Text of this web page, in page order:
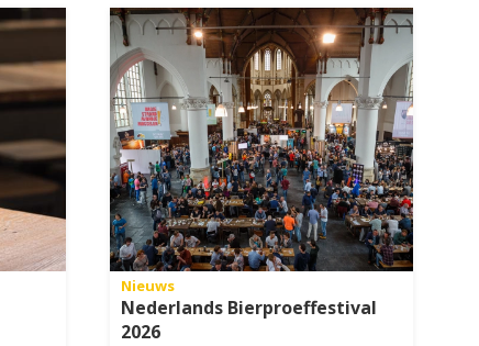
Nieuws
Nederlands Bierproeffestival
2026